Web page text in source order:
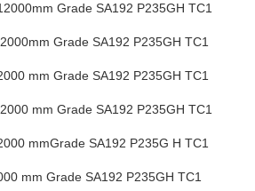
Grade SA192 P235GH TC1
Grade SA192 P235GH TC1
mm Grade SA192 P235GH TC1
mm Grade SA192 P235GH TC1
mmGrade SA192 P235G H TC1
mm Grade SA192 P235GH TC1